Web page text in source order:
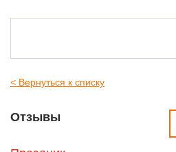
< Вернуться к списку
Отзывы